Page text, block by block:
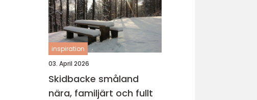
inspiration
03. April 2026
Skidbacke småland
nära, familjärt och fullt